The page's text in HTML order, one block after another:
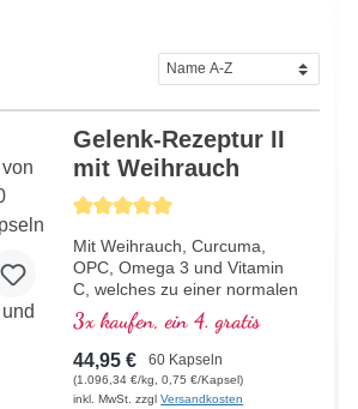
Durchschnittliche Bewertung von 5 von 5
Gelenk-Rezeptur II
mit Weihrauch
Mit Weihrauch, Curcuma,
OPC, Omega 3 und Vitamin
C, welches zu einer normalen
Kollagenbildung für eine
normale Knorpelfunktion
beiträgt. Zur spezifischen
Versorgung der knorpeligen
Gelenkstrukturen.
3x kaufen, ein 4. gratis
44,95 € 60 Kapseln
(1.096,34 €/kg, 0,75 €/Kapsel)
inkl. MwSt. zzglVersandkosten